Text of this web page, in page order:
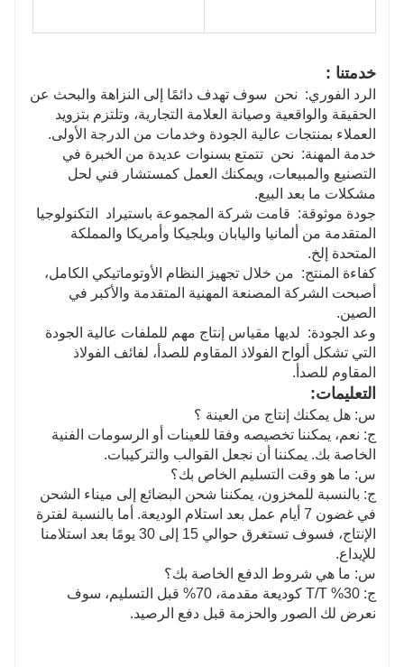
خدمتنا :
الرد الفوري: نحن سوف تهدف دائمًا إلى النزاهة والبحث عن
الحقيقة والواقعية وصيانة العلامة التجارية، وتلتزم بتزويد
العملاء بمنتجات عالية الجودة وخدمات من الدرجة الأولى.
خدمة المهنة: نحن تتمتع بسنوات عديدة من الخبرة في
التصنيع والمبيعات، ويمكنك العمل كمستشار فني لحل
مشكلات ما بعد البيع.
جودة موثوقة: قامت شركة المجموعة باستيراد
التكنولوجيا
المتقدمة من ألمانيا واليابان وبلجيكا وأمريكا والمملكة
المتحدة إلخ.
كفاءة المنتج: من خلال تجهيز النظام الأوتوماتيكي الكامل،
أصبحت الشركة المصنعة المهنية المتقدمة والأكبر في
الصين.
وعد الجودة: لديها مقياس إنتاج مهم للملفات عالية الجودة
التي تشكل ألواح الفولاذ المقاوم للصدأ، لفائف الفولاذ
المقاوم للصدأ.
التعليمات:
س: هل يمكنك إنتاج من العينة ؟
ج: نعم، يمكننا تخصيصه وفقا للعينات أو الرسومات الفنية
الخاصة بك. يمكننا أن نجعل القوالب والتركيبات.
س: ما هو وقت التسليم الخاص بك؟
ج: بالنسبة للمخزون، يمكننا شحن البضائع إلى ميناء الشحن
في غضون 7 أيام عمل بعد استلام الوديعة. أما بالنسبة لفترة
الإنتاج، فسوف تستغرق حوالي 15 إلى 30 يومًا بعد استلامنا
للإيداع.
س: ما هي شروط الدفع الخاصة بك؟
ج: 30% T/T كوديعة مقدمة، 70% قبل التسليم، سوف
نعرض لك الصور والحزمة قبل دفع الرصيد.